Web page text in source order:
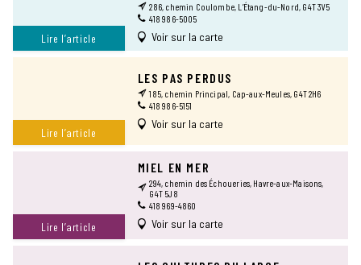
Lire l’article
286, chemin Coulombe, L’Étang-du-Nord, G4T 3V5
418 986-5005
Voir sur la carte
Lire l’article
LES PAS PERDUS
185, chemin Principal, Cap-aux-Meules, G4T 2H6
418 986-5151
Voir sur la carte
Lire l’article
MIEL EN MER
294, chemin des Échoueries, Havre-aux-Maisons,
G4T 5J8
418 969-4860
Voir sur la carte